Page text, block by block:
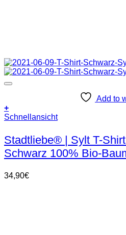
Add to
+
Dieses
weist
mehrere
Varianten
Die
Optionen
Schnellansicht
Stadtliebe® | Sylt T-
Schwarz 100% Bio-
34,90€